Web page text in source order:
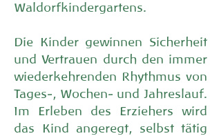
Waldorfkindergartens.
Die Kinder gewinnen Sicherheit
und Vertrauen durch den immer
wiederkehrenden Rhythmus von
Tages-, Wochen- und Jahreslauf.
Im Erleben des Erziehers wird
das Kind angeregt, selbst tätig